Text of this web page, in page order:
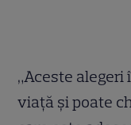
„Aceste alegeri
viață și poate